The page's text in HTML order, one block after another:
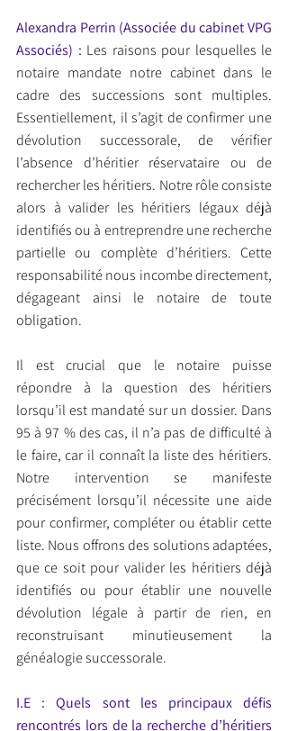
Alexandra Perrin (Associée du cabinet VPG
Associés) : Les raisons pour lesquelles le
notaire mandate notre cabinet dans le
cadre des successions sont multiples.
Essentiellement, il s’agit de confirmer une
dévolution successorale, de vérifier
l’absence d’héritier réservataire ou de
rechercher les héritiers. Notre rôle consiste
alors à valider les héritiers légaux déjà
identifiés ou à entreprendre une recherche
partielle ou complète d’héritiers. Cette
responsabilité nous incombe directement,
dégageant ainsi le notaire de toute
obligation.
Il est crucial que le notaire puisse
répondre à la question des héritiers
lorsqu’il est mandaté sur un dossier. Dans
95 à 97 % des cas, il n’a pas de difficulté à
le faire, car il connaît la liste des héritiers.
Notre intervention se manifeste
précisément lorsqu’il nécessite une aide
pour confirmer, compléter ou établir cette
liste. Nous offrons des solutions adaptées,
que ce soit pour valider les héritiers déjà
identifiés ou pour établir une nouvelle
dévolution légale à partir de rien, en
reconstruisant minutieusement la
généalogie successorale.
I.E : Quels sont les principaux défis
rencontrés lors de la recherche d’héritiers